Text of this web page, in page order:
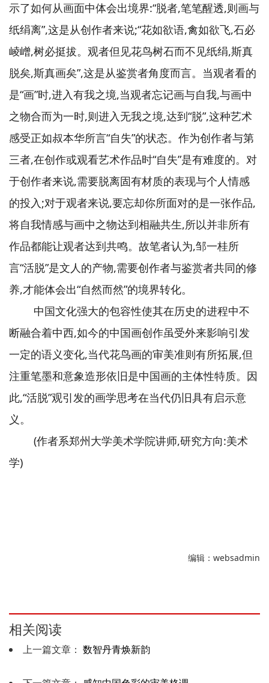
示了如何从画面中体会出境界:“脱者,笔笔醒透,则画与
纸绢离”,这是从创作者来说;“花如欲语,禽如欲飞,石必
崚嶒,树必挺拔。观者但见花鸟树石而不见纸绢,斯真
脱矣,斯真画矣”,这是从鉴赏者角度而言。当观者看的
是“画”时,进入有我之境,当观者忘记画与自我,与画中
之物合而为一时,则进入无我之境,达到“脱”,这种艺术
感受正如叔本华所言“自失”的状态。作为创作者与第
三者,在创作或观看艺术作品时“自失”是有难度的。对
于创作者来说,需要脱离固有材质的表现与个人情感
的投入;对于观者来说,要忘却你所面对的是一张作品,
将自我情感与画中之物达到相融共生,所以并非所有
作品都能让观者达到共鸣。故笔者认为,邹一桂所
言“活脱”是文人的产物,需要创作者与鉴赏者共同的修
养,才能体会出“自然而然”的境界转化。
中国文化强大的包容性使其在历史的进程中不
断融合着中西,如今的中国画创作虽受外来影响引发
一定的语义变化,当代花鸟画的审美准则有所拓展,但
注重笔墨和意象造形依旧是中国画的主体性特质。因
此,“活脱”观引发的画学思考在当代仍旧具有启示意
义。
(作者系郑州大学美术学院讲师,研究方向:美术
学)
编辑：websadmin
相关阅读
上一篇文章： 数智丹青焕新韵